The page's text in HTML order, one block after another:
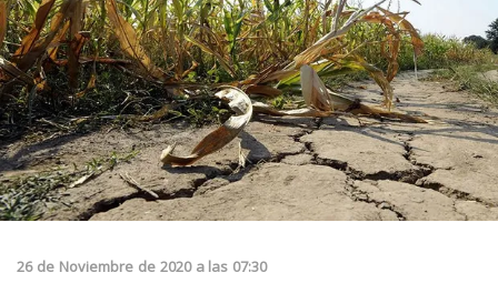
26 de Noviembre de 2020 a las 07:30